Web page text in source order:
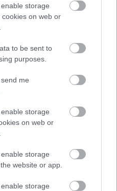
storage
on web or
to be sent to
purposes.
me
storage
on web or
storage
website or app.
storage
časopisy